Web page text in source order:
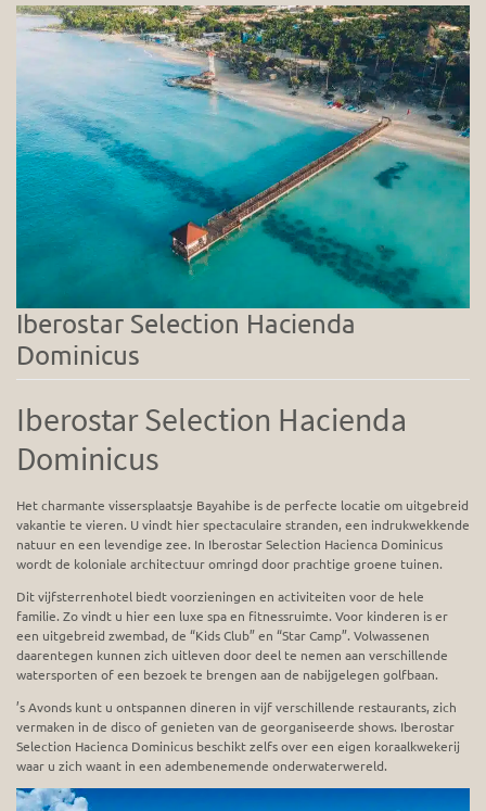
Iberostar Selection Hacienda
Dominicus
Iberostar Selection Hacienda
Dominicus
Het charmante vissersplaatsje Bayahibe is de perfecte locatie om uitgebreid
vakantie te vieren. U vindt hier spectaculaire stranden, een indrukwekkende
natuur en een levendige zee. In Iberostar Selection Hacienca Dominicus
wordt de koloniale architectuur omringd door prachtige groene tuinen.
Dit vijfsterrenhotel biedt voorzieningen en activiteiten voor de hele
familie. Zo vindt u hier een luxe spa en fitnessruimte. Voor kinderen is er
een uitgebreid zwembad, de “Kids Club” en “Star Camp”. Volwassenen
daarentegen kunnen zich uitleven door deel te nemen aan verschillende
watersporten of een bezoek te brengen aan de nabijgelegen golfbaan.
’s Avonds kunt u ontspannen dineren in vijf verschillende restaurants, zich
vermaken in de disco of genieten van de georganiseerde shows. Iberostar
Selection Hacienca Dominicus beschikt zelfs over een eigen koraalkwekerij
waar u zich waant in een adembenemende onderwaterwereld.